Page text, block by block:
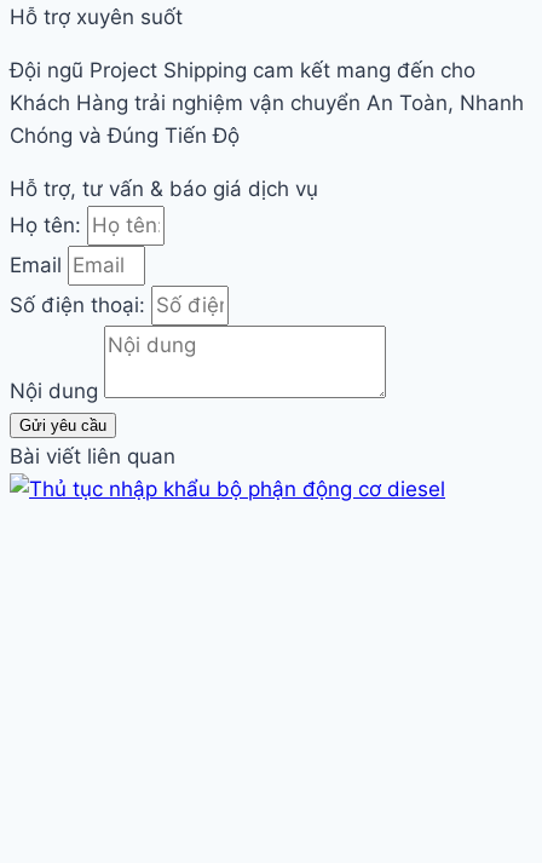
Hỗ trợ xuyên suốt
Đội ngũ Project Shipping cam kết mang đến cho
Khách Hàng trải nghiệm vận chuyển An Toàn, Nhanh
Chóng và Đúng Tiến Độ
Hỗ trợ, tư vấn & báo giá dịch vụ
Họ tên:
Email
Số điện thoại:
Nội dung
Gửi yêu cầu
Bài viết liên quan